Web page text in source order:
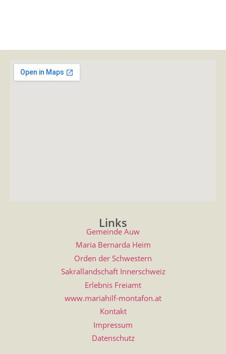
Links
Gemeinde Auw
Maria Bernarda Heim
Orden der Schwestern
Sakrallandschaft Innerschweiz
Erlebnis Freiamt
www.mariahilf-montafon.at
Kontakt
Impressum
Datenschutz